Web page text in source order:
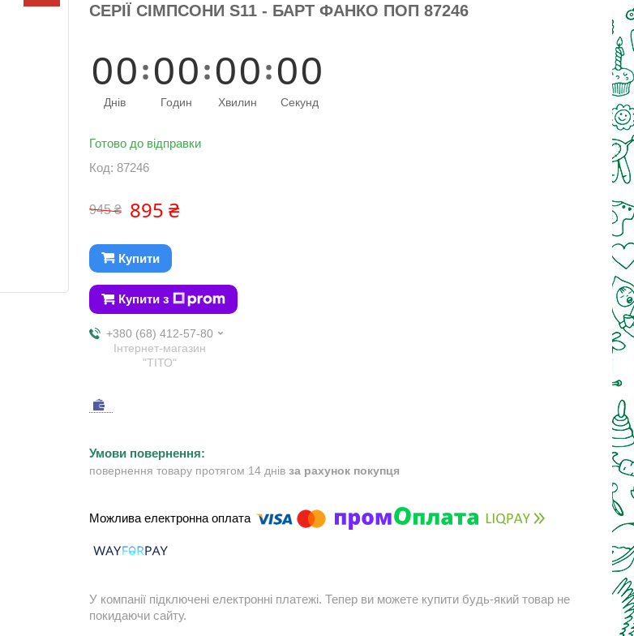
СЕРІЇ СІМПСОНИ S11 - БАРТ ФАНКО ПОП 87246
00
Днів
00
Годин
00
Хвилин
00
Секунд
Готово до відправки
Код: 87246
945 ₴ 895 ₴
Купити
Купити з
+380 (68) 412-57-80
Інтернет-магазин
"ТІТО"
повернення товару протягом 14 днів за рахунок покупця
У компанії підключені електронні платежі. Тепер ви можете купити будь-який товар не
покидаючи сайту.